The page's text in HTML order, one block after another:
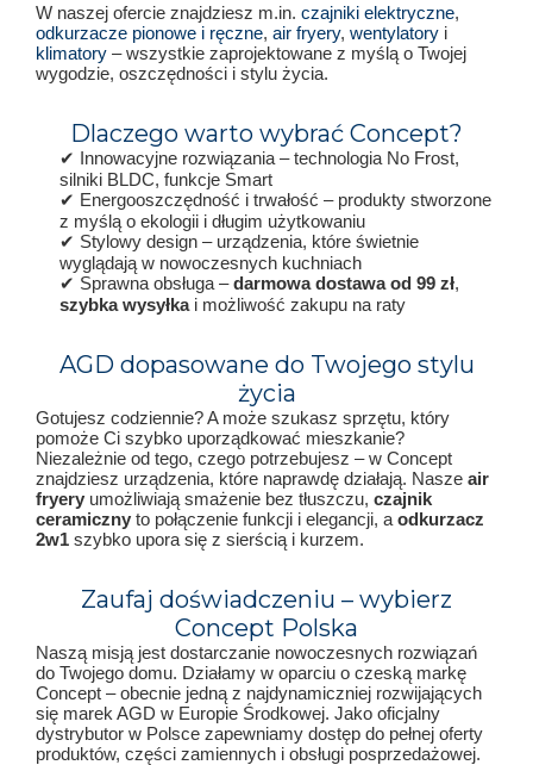
W naszej ofercie znajdziesz m.in. czajniki elektryczne,
odkurzacze pionowe i ręczne, air fryery, wentylatory i
klimatory – wszystkie zaprojektowane z myślą o Twojej
wygodzie, oszczędności i stylu życia.
Dlaczego warto wybrać Concept?
✔ Innowacyjne rozwiązania – technologia No Frost,
silniki BLDC, funkcje Smart
✔ Energooszczędność i trwałość – produkty stworzone
z myślą o ekologii i długim użytkowaniu
✔ Stylowy design – urządzenia, które świetnie
wyglądają w nowoczesnych kuchniach
✔ Sprawna obsługa –darmowa dostawa od 99 zł,
szybka wysyłkai możliwość zakupu na raty
AGD dopasowane do Twojego stylu
życia
Gotujesz codziennie? A może szukasz sprzętu, który
pomoże Ci szybko uporządkować mieszkanie?
Niezależnie od tego, czego potrzebujesz – w Concept
znajdziesz urządzenia, które naprawdę działają. Nasze air
fryery umożliwiają smażenie bez tłuszczu, czajnik
ceramiczny to połączenie funkcji i elegancji, a odkurzacz
2w1 szybko upora się z sierścią i kurzem.
Zaufaj doświadczeniu – wybierz
Concept Polska
Naszą misją jest dostarczanie nowoczesnych rozwiązań
do Twojego domu. Działamy w oparciu o czeską markę
Concept – obecnie jedną z najdynamiczniej rozwijających
się marek AGD w Europie Środkowej. Jako oficjalny
dystrybutor w Polsce zapewniamy dostęp do pełnej oferty
produktów, części zamiennych i obsługi posprzedażowej.